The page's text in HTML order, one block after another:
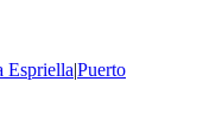
Espriella|Puerto